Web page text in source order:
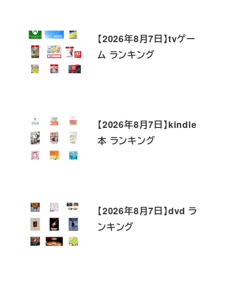
【2026年8月7日】tvゲー
ム ランキング
【2026年8月7日】kindle
本 ランキング
【2026年8月7日】dvd ラ
ンキング